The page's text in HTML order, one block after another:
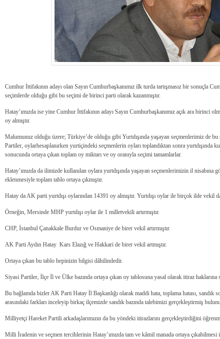
Cumhur İttifakının adayı olan Sayın Cumhurbaşkanımız ilk turda tartışmasız bir sonuçla
seçimlerde olduğu gibi bu seçimi de birinci parti olarak kazanmıştır.
Hatay’ımızda ise yine Cumhur İttifakının adayı Sayın Cumhurbaşkanımız açık ara birinci
oy almıştır.
Malumunuz olduğu üzere; Türkiye’de olduğu gibi Yurtdışında yaşayan seçmenlerimiz de bu
Partiler, oylarhesaplanırken yurtiçindeki seçmenlerin oyları toplandıktan sonra yurtdışında
sonucunda ortaya çıkan toplam oy miktarı ve oy oranıyla seçimi tamamlarlar.
Hatay’ımızda da ilimizde kullanılan oylara yurtdışında yaşayan seçmenlerimizin il nisabına
eklenmesiyle toplam tablo ortaya çıkmıştır.
Hatay da AK parti yurtdışı oylarından 14391 oy almıştır. Yurtdışı oylar ile birçok ilde vekil
Örneğin, Mersinde MHP yurtdışı oylar ile 1 milletvekili artırmıştır.
CHP, İstanbul Çanakkale Burdur ve Osmaniye de birer vekil artırmıştır.
AK Parti Aydın Hatay Kars Elazığ ve Hakkari de birer vekil artmıştır.
Ortaya çıkan bu tablo hepinizin bilgisi dâhilindedir.
Siyasi Partiler, İlçe İl ve Ülke bazında ortaya çıkan oy tablosuna yasal olarak itiraz haklarına
Bu bağlamda bizler AK Parti Hatay İl Başkanlığı olarak maddi hata, toplama hatası, sandık
arasındaki farkları inceleyip birkaç ilçemizde sandık bazında talebimizi gerçekleştirmiş
Milliyetçi Hareket Partili arkadaşlarımızın da bu yöndeki itirazlarını gerçekleştirdiğini
Milli İradenin ve seçmen tercihlerinin Hatay’ımızda tam ve kâmil manada ortaya